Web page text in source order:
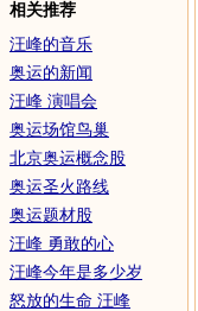
相关推荐
汪峰的音乐
奥运的新闻
汪峰 演唱会
奥运场馆鸟巢
北京奥运概念股
奥运圣火路线
奥运题材股
汪峰 勇敢的心
汪峰今年是多少岁
怒放的生命 汪峰